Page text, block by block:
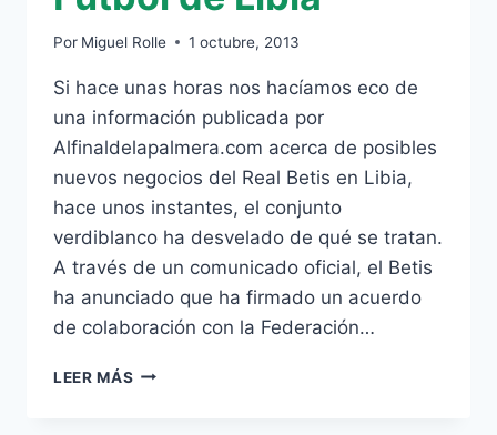
Por Miguel Rolle 1 octubre, 2013
Si hace unas horas nos hacíamos eco de
una información publicada por
Alfinaldelapalmera.com acerca de posibles
nuevos negocios del Real Betis en Libia,
hace unos instantes, el conjunto
verdiblanco ha desvelado de qué se tratan.
A través de un comunicado oficial, el Betis
ha anunciado que ha firmado un acuerdo
de colaboración con la Federación…
LEER MÁS EL